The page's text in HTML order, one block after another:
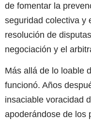
de fomentar la
seguridad colectiva y
resolución de
negociación y el
Más allá de lo loable
funcionó. Años
insaciable voracidad
apoderándose de los